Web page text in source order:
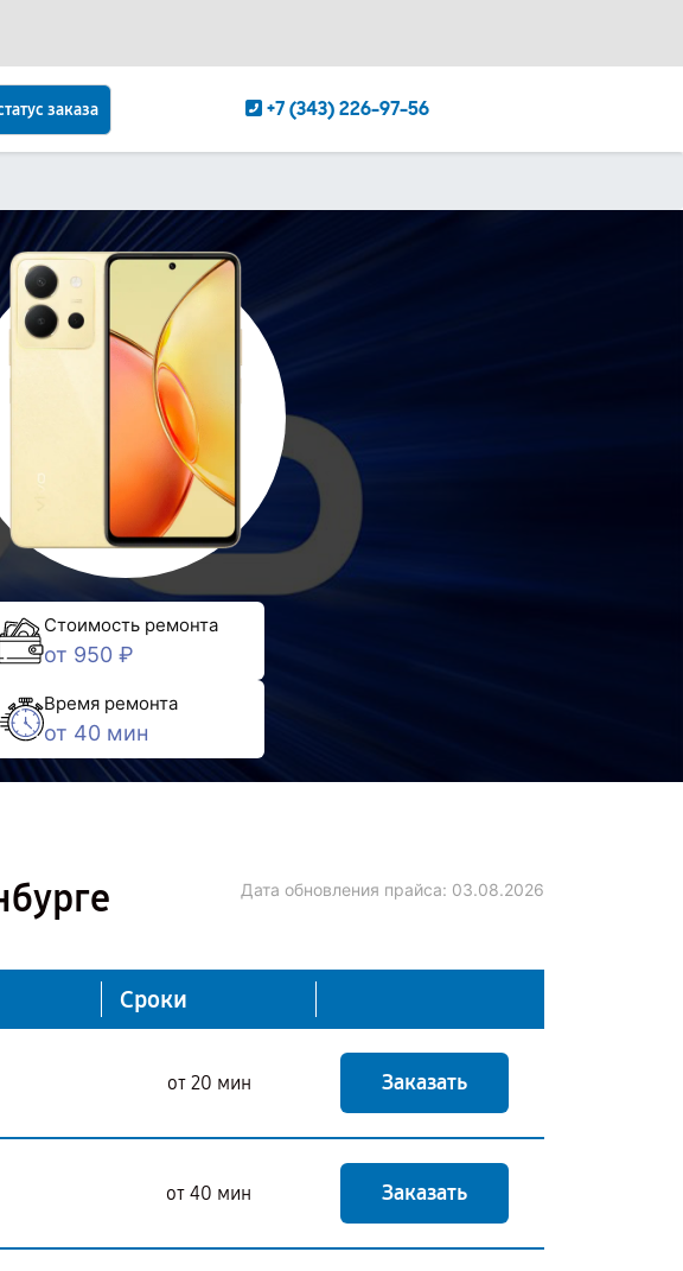
заказа +7 (343) 226-97-56
Стоимость ремонта
от 950 ₽
Время ремонта
от 40 мин
Дата обновления прайса: 03.08.2026
Сроки
от 20 мин Заказать
от 40 мин Заказать